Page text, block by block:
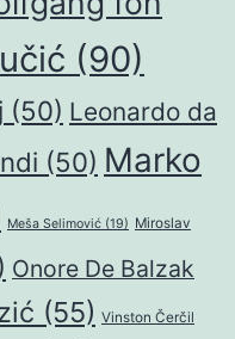
(90)
(50) Leonardo da
(50) Marko
Meša Selimović (19) Miroslav
Onore De Balzak
(55) Vinston Čerčil